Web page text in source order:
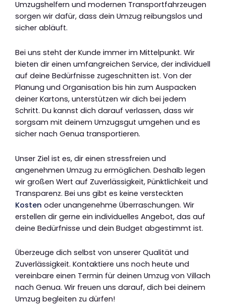
Umzugshelfern und modernen Transportfahrzeugen
sorgen wir dafür, dass dein Umzug reibungslos und
sicher abläuft.
Bei uns steht der Kunde immer im Mittelpunkt. Wir
bieten dir einen umfangreichen Service, der individuell
auf deine Bedürfnisse zugeschnitten ist. Von der
Planung und Organisation bis hin zum Auspacken
deiner Kartons, unterstützen wir dich bei jedem
Schritt. Du kannst dich darauf verlassen, dass wir
sorgsam mit deinem Umzugsgut umgehen und es
sicher nach Genua transportieren.
Unser Ziel ist es, dir einen stressfreien und
angenehmen Umzug zu ermöglichen. Deshalb legen
wir großen Wert auf Zuverlässigkeit, Pünktlichkeit und
Transparenz. Bei uns gibt es keine versteckten
Kosten oder unangenehme Überraschungen. Wir
erstellen dir gerne ein individuelles Angebot, das auf
deine Bedürfnisse und dein Budget abgestimmt ist.
Überzeuge dich selbst von unserer Qualität und
Zuverlässigkeit. Kontaktiere uns noch heute und
vereinbare einen Termin für deinen Umzug von Villach
nach Genua. Wir freuen uns darauf, dich bei deinem
Umzug begleiten zu dürfen!